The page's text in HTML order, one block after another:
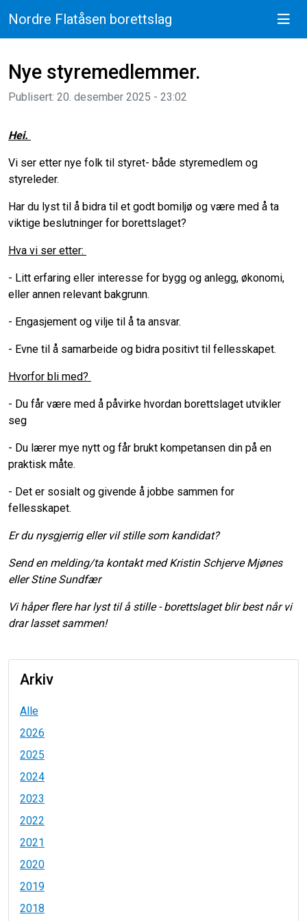
Nordre Flatåsen borettslag
Nye styremedlemmer.
Publisert: 20. desember 2025 - 23:02
Hei.
Vi ser etter nye folk til styret- både styremedlem og
styreleder.
Har du lyst til å bidra til et godt bomiljø og være med å ta
viktige beslutninger for borettslaget?
Hva vi ser etter:
- Litt erfaring eller interesse for bygg og anlegg, økonomi,
eller annen relevant bakgrunn.
- Engasjement og vilje til å ta ansvar.
- Evne til å samarbeide og bidra positivt til fellesskapet.
Hvorfor bli med?
- Du får være med å påvirke hvordan borettslaget utvikler
seg
- Du lærer mye nytt og får brukt kompetansen din på en
praktisk måte.
- Det er sosialt og givende å jobbe sammen for
fellesskapet.
Er du nysgjerrig eller vil stille som kandidat?
Send en melding/ta kontakt med Kristin Schjerve Mjønes
eller Stine Sundfær
Vi håper flere har lyst til å stille - borettslaget blir best når vi
drar lasset sammen!
Arkiv
Alle
2026
2025
2024
2023
2022
2021
2020
2019
2018